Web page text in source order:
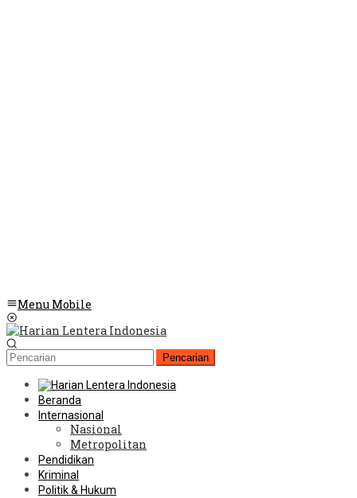
Menu Mobile
Pencarian
Beranda
Internasional
Nasional
Metropolitan
Pendidikan
Kriminal
Politik & Hukum